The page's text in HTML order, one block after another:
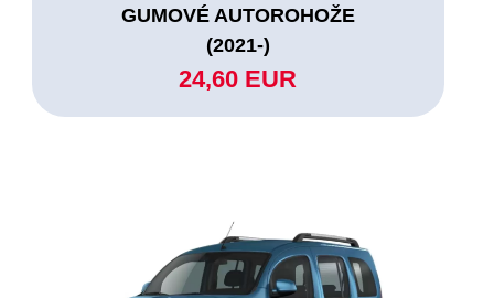
GUMOVÉ AUTOROHOŽE
(2021-)
24,60 EUR